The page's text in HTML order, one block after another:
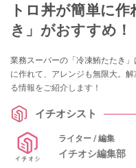
トロ丼が簡単に
き」がおすすめ！
業務スーパーの「冷凍鮪たたき
に作れて、アレンジも無限大。
る情報をご紹介します！
イチオシスト
ライター / 編集
イチオシ編集部